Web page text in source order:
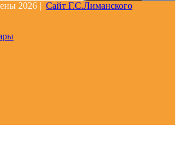
2026 | Сайт Г.С.Лиманского